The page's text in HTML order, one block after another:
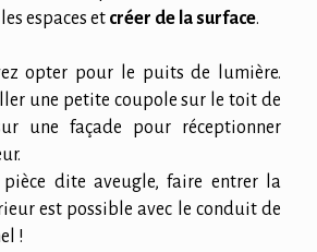
espaces et créer de la surface.
opter pour le puits de lumière.
une petite coupole sur le toit de
une façade pour réceptionner
pièce dite aveugle, faire entrer la
est possible avec le conduit de
!